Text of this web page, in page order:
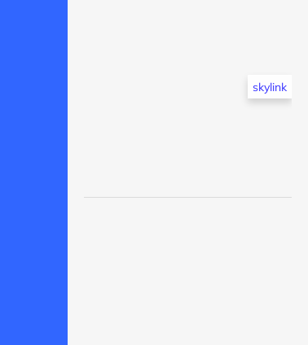
skylink